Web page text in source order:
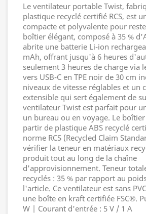
Le ventilateur portable Twist,
plastique recyclé certifié RCS, est
compacte et polyvalente pour
boîtier élégant, composé à 35 %
abrite une batterie Li-ion
mAh, offrant jusqu'à 6 heures
seulement 3 heures de charge via
vers USB-C en TPE noir de 30 cm
niveaux de vitesse réglables et un
extensible qui sert également de
ventilateur Twist est parfait pour
un bureau ou en voyage. Le
partir de plastique ABS recyclé
norme RCS (Recycled Claim
vérifier la teneur en matériaux
produit tout au long de la chaîne
d'approvisionnement. Teneur
recyclés : 35 % par rapport au
l'article. Ce ventilateur est sans
une boîte en kraft certifiée FSC®.
W | Courant d'entrée : 5 V / 1 A